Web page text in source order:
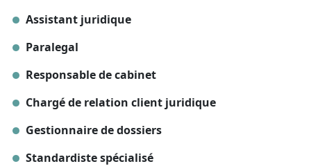
Assistant juridique
Paralegal
Responsable de cabinet
Chargé de relation client juridique
Gestionnaire de dossiers
Standardiste spécialisé